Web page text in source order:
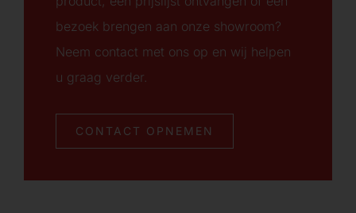
bezoek brengen aan onze showroom?
Neem contact met ons op en wij helpen
u graag verder.
CONTACT OPNEMEN